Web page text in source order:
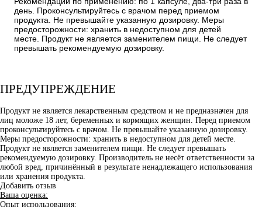
день. Проконсультируйтесь с врачом перед приемом
продукта. Не превышайте указанную дозировку. Меры
предосторожности: хранить в недоступном для детей
месте. Продукт не является заменителем пищи. Не следует
превышать рекомендуемую дозировку.
ПРЕДУПРЕЖДЕНИЕ
Продукт не является лекарственным средством и не предназначен для
лиц моложе 18 лет, беременных и кормящих женщин. Перед приемом
проконсультируйтесь с врачом. Не превышайте указанную дозировку.
Меры предосторожности: хранить в недоступном для детей месте.
Продукт не является заменителем пищи. Не следует превышать
рекомендуемую дозировку. Производитель не несёт ответственности за
любой вред, причинённый в результате ненадлежащего использования
или хранения продукта.
Добавить отзыв
Ваша оценка:
Опыт использования: